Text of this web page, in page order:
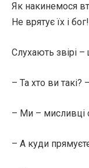
Як накинемося
Не врятує їх і бог!
Слухають звірі –
– Та хто ви такі?
– Ми – мисливці
– А куди